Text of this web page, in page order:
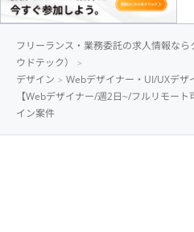
フリーランス・業務委託の求人情報な
ウドテック）
デザイン
Webデザイナー・UI/UXデザ
【Webデザイナー/週2日~/フルリモー
イン案件